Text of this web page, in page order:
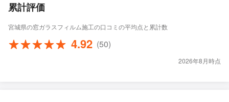
累計評価
宮城県の窓ガラスフィルム施工の口コミの平均点と累計数
4.92 (50)
2026年8月時点